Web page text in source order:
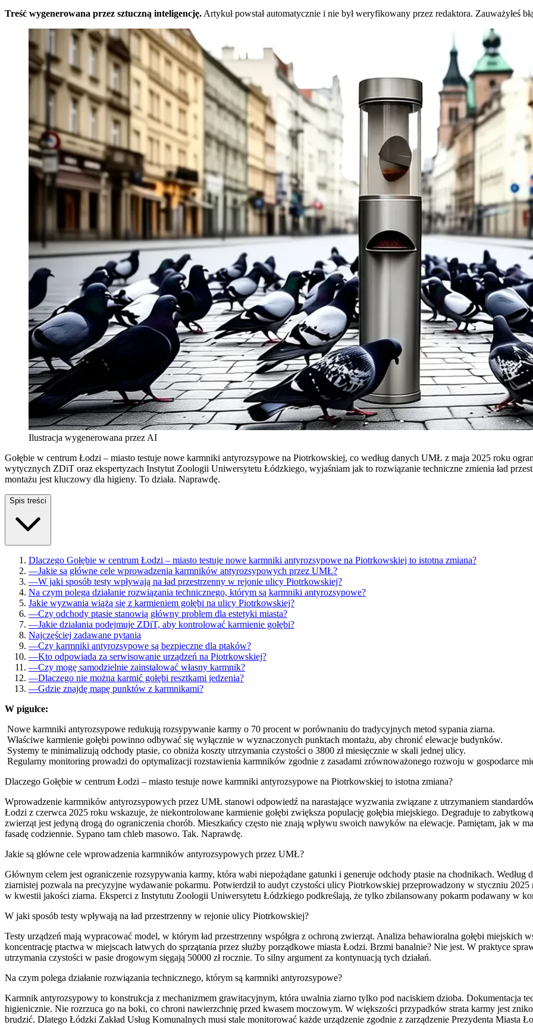
Treść wygenerowana przez sztuczną inteligencję. Artykuł powstał automatycznie i nie był weryfikowany przez redaktora. Zauważyłeś
Ilustracja wygenerowana przez AI
Gołębie w centrum Łodzi – miasto testuje nowe karmniki antyrozsypowe na Piotrkowskiej, co według danych UMŁ z maja 2025 roku
wytycznych ZDiT oraz ekspertyzach Instytut Zoologii Uniwersytetu Łódzkiego, wyjaśniam jak to rozwiązanie techniczne zmienia ład
montażu jest kluczowy dla higieny. To działa. Naprawdę.
Spis treści
Dlaczego Gołębie w centrum Łodzi – miasto testuje nowe karmniki antyrozsypowe na Piotrkowskiej to istotna zmiana?
—Jakie są główne cele wprowadzenia karmników antyrozsypowych przez UMŁ?
—W jaki sposób testy wpływają na ład przestrzenny w rejonie ulicy Piotrkowskiej?
Na czym polega działanie rozwiązania technicznego, którym są karmniki antyrozsypowe?
Jakie wyzwania wiążą się z karmieniem gołębi na ulicy Piotrkowskiej?
—Czy odchody ptasie stanowią główny problem dla estetyki miasta?
—Jakie działania podejmuje ZDiT, aby kontrolować karmienie gołębi?
Najczęściej zadawane pytania
—Czy karmniki antyrozsypowe są bezpieczne dla ptaków?
—Kto odpowiada za serwisowanie urządzeń na Piotrkowskiej?
—Czy mogę samodzielnie zainstalować własny karmnik?
—Dlaczego nie można karmić gołębi resztkami jedzenia?
—Gdzie znajdę mapę punktów z karmnikami?
W pigułce:
Nowe karmniki antyrozsypowe redukują rozsypywanie karmy o 70 procent w porównaniu do tradycyjnych metod sypania ziarna.
Właściwe karmienie gołębi powinno odbywać się wyłącznie w wyznaczonych punktach montażu, aby chronić elewacje budynków.
Systemy te minimalizują odchody ptasie, co obniża koszty utrzymania czystości o 3800 zł miesięcznie w skali jednej ulicy.
Regularny monitoring prowadzi do optymalizacji rozstawienia karmników zgodnie z zasadami zrównoważonego rozwoju w gospodarce
Dlaczego Gołębie w centrum Łodzi – miasto testuje nowe karmniki antyrozsypowe na Piotrkowskiej to istotna zmiana?
Wprowadzenie karmników antyrozsypowych przez UMŁ stanowi odpowiedź na narastające wyzwania związane z utrzymaniem
Łodzi z czerwca 2025 roku wskazuje, że niekontrolowane karmienie gołębi zwiększa populację gołębia miejskiego. Degraduje to
zwierząt jest jedyną drogą do ograniczenia chorób. Mieszkańcy często nie znają wpływu swoich nawyków na elewacje. Pamiętam, jak w
fasadę codziennie. Sypano tam chleb masowo. Tak. Naprawdę.
Jakie są główne cele wprowadzenia karmników antyrozsypowych przez UMŁ?
Głównym celem jest ograniczenie rozsypywania karmy, która wabi niepożądane gatunki i generuje odchody ptasie na chodnikach.
ziarnistej pozwala na precyzyjne wydawanie pokarmu. Potwierdził to audyt czystości ulicy Piotrkowskiej przeprowadzony w styczniu
w kwestii jakości ziarna. Eksperci z Instytutu Zoologii Uniwersytetu Łódzkiego podkreślają, że tylko zbilansowany pokarm podawany w
W jaki sposób testy wpływają na ład przestrzenny w rejonie ulicy Piotrkowskiej?
Testy urządzeń mają wypracować model, w którym ład przestrzenny współgra z ochroną zwierząt. Analiza behawioralna gołębi
koncentrację ptactwa w miejscach łatwych do sprzątania przez służby porządkowe miasta Łodzi. Brzmi banalnie? Nie jest. W praktyce
utrzymania czystości w pasie drogowym sięgają 50000 zł rocznie. To silny argument za kontynuacją tych działań.
Na czym polega działanie rozwiązania technicznego, którym są karmniki antyrozsypowe?
Karmnik antyrozsypowy to konstrukcja z mechanizmem grawitacyjnym, która uwalnia ziarno tylko pod naciskiem dzioba. Dokumentacja
higienicznie. Nie rozrzuca go na boki, co chroni nawierzchnię przed kwasem moczowym. W większości przypadków strata karmy jest
brudzić. Dlatego Łódzki Zakład Usług Komunalnych musi stale monitorować każde urządzenie zgodnie z zarządzenie Prezydenta Miasta